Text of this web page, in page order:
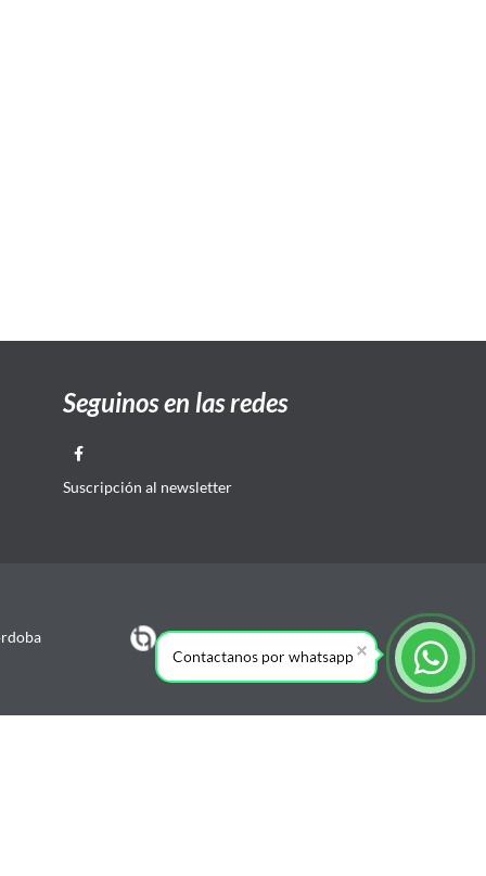
Seguinos en las redes
Suscripción al newsletter
Contactanos por whatsapp